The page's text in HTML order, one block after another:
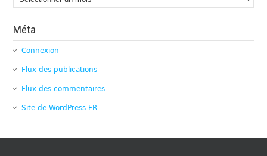
Méta
Connexion
Flux des publications
Flux des commentaires
Site de WordPress-FR